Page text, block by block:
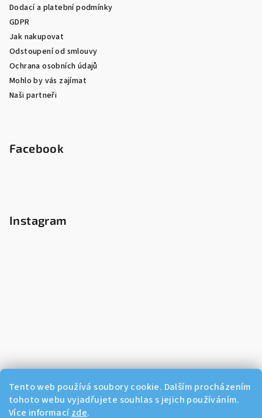
Tento web používá soubory cookie. Dalším procházením
tohoto webu vyjadřujete souhlas s jejich používáním.
Více informací zde.
Dodací a platební podmínky
GDPR
Jak nakupovat
Odstoupení od smlouvy
Ochrana osobních údajů
Mohlo by vás zajímat
Naši partneři
Facebook
Instagram